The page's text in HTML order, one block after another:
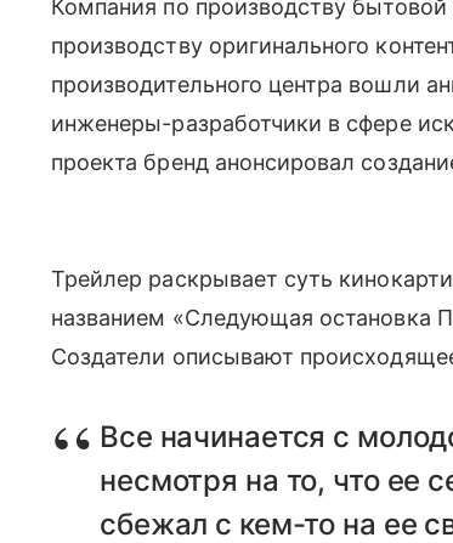
Компания по производству
производству оригинального
производительного центра вошли
инженеры-разработчики в сфере
проекта бренд анонсировал
Трейлер раскрывает суть
названием «Следующая остановка
Создатели описывают
Все начинается с
несмотря на то, что ее
сбежал с кем-то на ее